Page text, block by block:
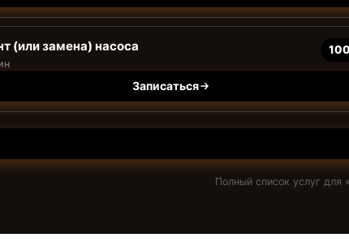
(или замена) насоса
Записаться
Полный список услуг для «